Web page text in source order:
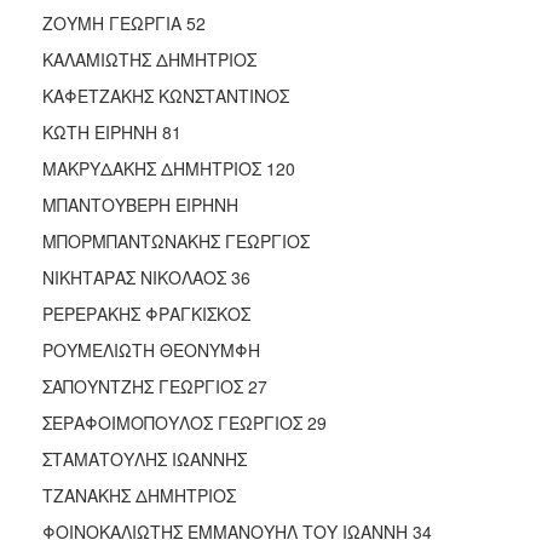
ΤΟΠΟΣ
ΠΟΛΙΤΙΣΜΟΣ
ΠΟΛΗ
ΖΟΥΜΗ ΓΕΩΡΓΙΑ 52
ΚΑΛΑΜΙΩΤΗΣ ΔΗΜΗΤΡΙΟΣ
ΚΑΦΕΤΖΑΚΗΣ ΚΩΝΣΤΑΝΤΙΝΟΣ
ΚΩΤΗ ΕΙΡΗΝΗ 81
ΜΑΚΡΥΔΑΚΗΣ ΔΗΜΗΤΡΙΟΣ 120
ΜΠΑΝΤΟΥΒΕΡΗ ΕΙΡΗΝΗ
ΜΠΟΡΜΠΑΝΤΩΝΑΚΗΣ ΓΕΩΡΓΙΟΣ
ΝΙΚΗΤΑΡΑΣ ΝΙΚΟΛΑΟΣ 36
ΡΕΡΕΡΑΚΗΣ ΦΡΑΓΚΙΣΚΟΣ
ΡΟΥΜΕΛΙΩΤΗ ΘΕΟΝΥΜΦΗ
ΣΑΠΟΥΝΤΖΗΣ ΓΕΩΡΓΙΟΣ 27
ΣΕΡΑΦΟΙΜΟΠΟΥΛΟΣ ΓΕΩΡΓΙΟΣ 29
ΣΤΑΜΑΤΟΥΛΗΣ ΙΩΑΝΝΗΣ
ΤΖΑΝΑΚΗΣ ΔΗΜΗΤΡΙΟΣ
ΦΟΙΝΟΚΑΛΙΩΤΗΣ ΕΜΜΑΝΟΥΗΛ ΤΟΥ ΙΩΑΝΝΗ 34